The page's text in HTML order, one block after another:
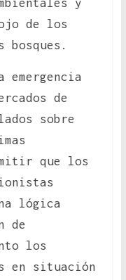
y
de los
bosques.
de
sobre
que los
lógica
de
los
en situación